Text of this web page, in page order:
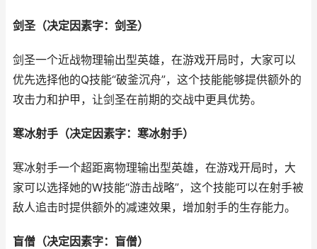
剑圣（决定因素字：剑圣）
剑圣一个近战物理输出型英雄，在游戏开局时，大家可以
优先选择他的Q技能“破釜沉舟”，这个技能能够提供额外的
攻击力和护甲，让剑圣在前期的交战中更具优势。
寒冰射手（决定因素字：寒冰射手）
寒冰射手一个超距离物理输出型英雄，在游戏开局时，大
家可以选择她的W技能“游击战略”，这个技能可以在射手被
敌人追击时提供额外的减速效果，增加射手的生存能力。
盲僧（决定因素字：盲僧）